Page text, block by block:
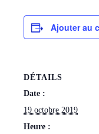
Ajouter au
DÉTAILS
Date :
19 octobre 2019
Heure :